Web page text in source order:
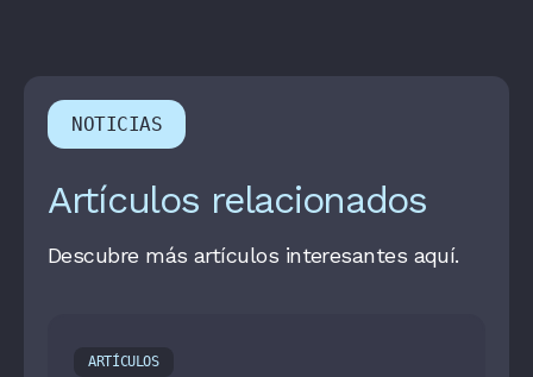
NOTICIAS
Artículos relacionados
Descubre más artículos interesantes aquí.
ARTÍCULOS